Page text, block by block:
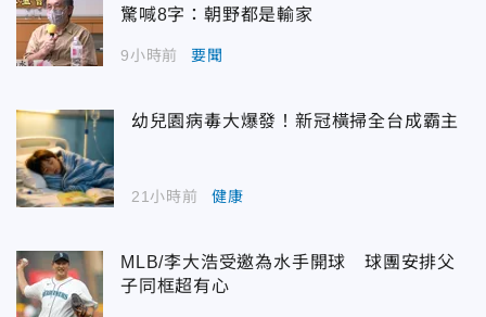
驚喊8字：朝野都是輸家
9小時前 要聞
幼兒園病毒大爆發！新冠橫掃全台成霸主
21小時前 健康
MLB/李大浩受邀為水手開球 球團安排父
子同框超有心